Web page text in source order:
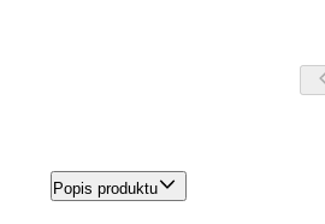
Popis produktu